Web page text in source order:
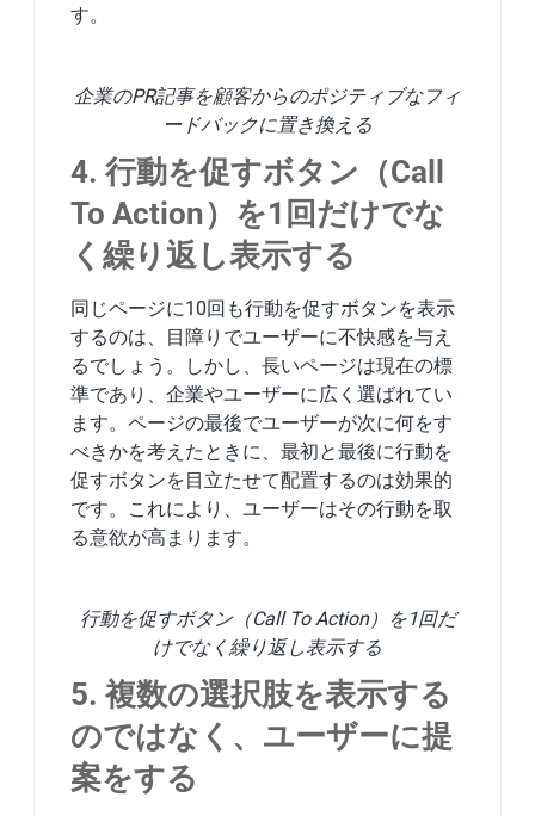
す。
企業のPR記事を顧客からのポジティブなフィ
ードバックに置き換える
4. 行動を促すボタン（Call
To Action）を1回だけでな
く繰り返し表示する
同じページに10回も行動を促すボタンを表示
するのは、目障りでユーザーに不快感を与え
るでしょう。しかし、長いページは現在の標
準であり、企業やユーザーに広く選ばれてい
ます。ページの最後でユーザーが次に何をす
べきかを考えたときに、最初と最後に行動を
促すボタンを目立たせて配置するのは効果的
です。これにより、ユーザーはその行動を取
る意欲が高まります。
行動を促すボタン（Call To Action）を1回だ
けでなく繰り返し表示する
5. 複数の選択肢を表示する
のではなく、ユーザーに提
案をする